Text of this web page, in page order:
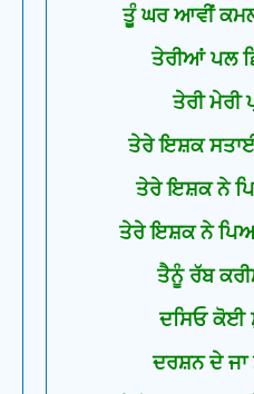
ਤੂੰ ਘਰ ਆਵੀਂ
ਤੇਰੀਆਂ ਪਲ
ਤੇਰੀ ਮੇਰੀ
ਤੇਰੇ ਇਸ਼ਕ
ਤੇਰੇ ਇਸ਼ਕ ਨੇ
ਤੇਰੇ ਇਸ਼ਕ ਨੇ
ਤੈਨੂੰ ਰੱਬ
ਦਸਿਓ ਕੋਈ
ਦਰਸ਼ਨ ਦੇ ਜਾ